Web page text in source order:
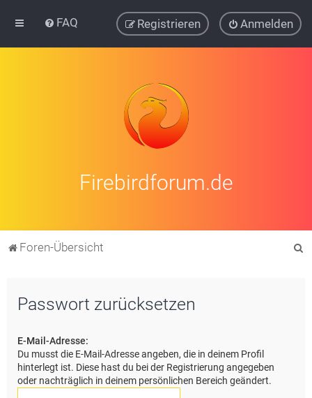
FAQ Anmelden
Registrieren
Firebirdforum.de
Foren-Übersicht
Passwort zurücksetzen
E-Mail-Adresse:
Du musst die E-Mail-Adresse angeben, die in deinem Profil
hinterlegt ist. Diese hast du bei der Registrierung angegeben
oder nachträglich in deinem persönlichen Bereich geändert.